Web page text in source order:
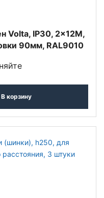
Volta, IP30, 2x12М,
90мм, RAL9010
В корзину